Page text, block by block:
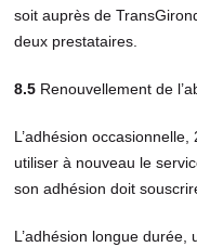
soit auprès de
deux prestataires.
8.5 Renouvellement de
L’adhésion
utiliser à nouveau le
son adhésion doit
L’adhésion longue